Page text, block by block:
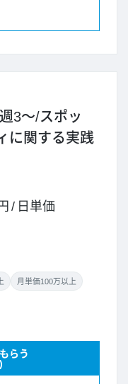
3～/スポッ
に関する実践
/ 日単価
月単価100万以上
らう